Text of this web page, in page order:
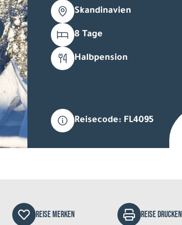
Skandinavien
8 Tage
Halbpension
Reisecode: FL4095
REISE MERKEN REISE DRUCKEN